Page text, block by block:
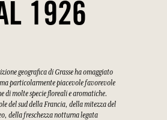
1926
geografica di Grasse ha omaggiato
particolarmente piacevole favorevole
di molte specie floreali e aromatiche.
del sud della Francia, della mitezza del
della freschezza notturna legata